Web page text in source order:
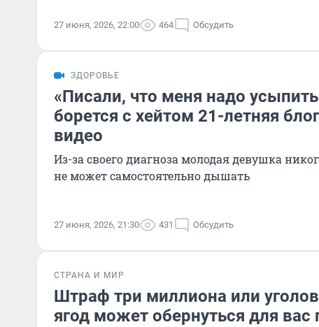
27 июня, 2026, 22:00 464 Обсудить
ЗДОРОВЬЕ
«Писали, что меня надо
борется с хейтом 21-летняя
видео
Из-за своего диагноза молодая девушка
не может самостоятельно дышать
27 июня, 2026, 21:30 431 Обсудить
СТРАНА И МИР
Штраф три миллиона или
ягод может обернуться для